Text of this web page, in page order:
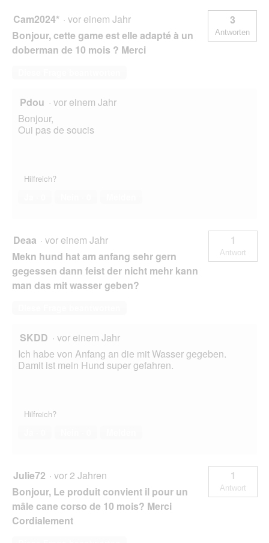
Cam2024* · vor einem Jahr
Bonjour, cette game est elle adapté à un
doberman de 10 mois ? Merci
3
Antworten
Pdou · vor einem Jahr
Bonjour,
Oui pas de soucis
Hilfreich?
Deaa · vor einem Jahr
Mekn hund hat am anfang sehr gern
gegessen dann feist der nicht mehr kann
man das mit wasser geben?
1
Antwort
SKDD · vor einem Jahr
Ich habe von Anfang an die mit Wasser gegeben.
Damit ist mein Hund super gefahren.
Hilfreich?
Julie72 · vor 2 Jahren
Bonjour, Le produit convient il pour un
mâle cane corso de 10 mois? Merci
Cordialement
1
Antwort